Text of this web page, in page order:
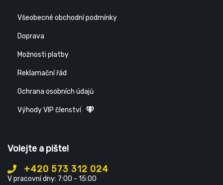
Všeobecné obchodní podmínky
Doprava
Možnosti platby
Reklamační řád
Ochrana osobních údajů
Výhody VIP členství
Volejte a pište!
+420 573 312 024
V pracovní dny: 7:00 - 15:00